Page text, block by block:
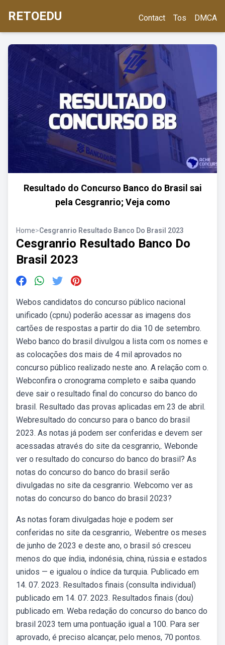
RETOEDU Contact Tos DMCA
Resultado do Concurso Banco do Brasil sai
pela Cesgranrio; Veja como
Home>Cesgranrio Resultado Banco Do Brasil 2023
Cesgranrio Resultado Banco Do
Brasil 2023
Webos candidatos do concurso público nacional
unificado (cpnu) poderão acessar as imagens dos
cartões de respostas a partir do dia 10 de setembro.
Webo banco do brasil divulgou a lista com os nomes e
as colocações dos mais de 4 mil aprovados no
concurso público realizado neste ano. A relação com o.
Webconfira o cronograma completo e saiba quando
deve sair o resultado final do concurso do banco do
brasil. Resultado das provas aplicadas em 23 de abril.
Webresultado do concurso para o banco do brasil
2023. As notas já podem ser conferidas e devem ser
acessadas através do site da cesgranrio,. Webonde
ver o resultado do concurso do banco do brasil? As
notas do concurso do banco do brasil serão
divulgadas no site da cesgranrio. Webcomo ver as
notas do concurso do banco do brasil 2023?
As notas foram divulgadas hoje e podem ser
conferidas no site da cesgranrio,. Webentre os meses
de junho de 2023 e deste ano, o brasil só cresceu
menos do que índia, indonésia, china, rússia e estados
unidos — e igualou o índice da turquia. Publicado em
14. 07. 2023. Resultados finais (consulta individual)
publicado em 14. 07. 2023. Resultados finais (dou)
publicado em. Weba redação do concurso do banco do
brasil 2023 tem uma pontuação igual a 100. Para ser
aprovado, é preciso alcançar, pelo menos, 70 pontos.